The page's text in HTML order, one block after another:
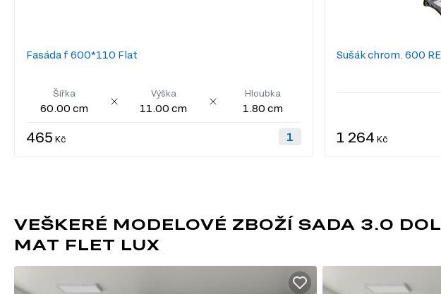
Fasáda f 600*110 Flat
Šířka
60.00 cm
Výška
11.00 cm
Hloubka
1.80 cm
465 Kč
Sušák chrom. 600
1 264 Kč
VEŠKERÉ MODELOVÉ ZBOŽÍ SADA 3.0
MAT FLET LUX